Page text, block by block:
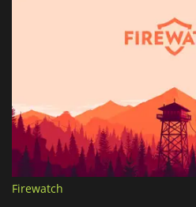
Firewatch